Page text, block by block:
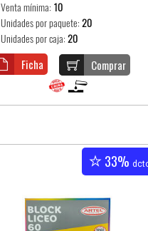
Venta mínima: 10
Unidades por paquete: 20
Unidades por caja: 20
Comprar
Ficha
33%